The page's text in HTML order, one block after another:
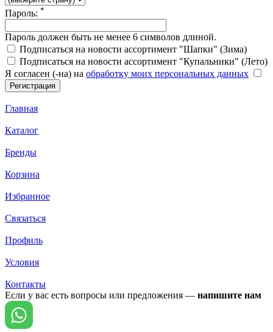
Пароль: *
Пароль должен быть не менее 6 символов длиной.
Подписаться на новости ассортимент "Шапки" (Зима)
Подписаться на новости ассортимент "Купальники" (Лето)
Я согласен (-на) на обработку моих персональных данных
Главная
Каталог
Бренды
Корзина
Избранное
Связаться
Профиль
Условия
Контакты
Если у вас есть вопросы или предложения — напишите нам